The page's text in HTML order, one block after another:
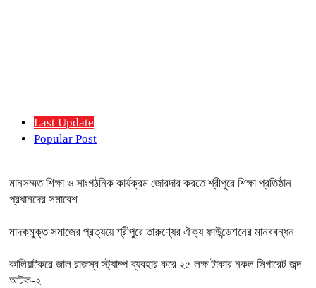
Last Update
Popular Post
মানসম্মত শিক্ষা ও সাংগঠনিক কার্যক্রম জোরদার করতে শ্রীপুরে শিক্ষা প্রতিষ্ঠান
প্রধানদের সমাবেশ
মাদকমুক্ত সমাজের প্রত্যয়ে শ্রীপুরে তারুণ্যের ঐক্য ফাউন্ডেশনের মানববন্ধন
কালিয়াকৈরে জাল রাজস্ব স্ট্যাম্প ব্যবহার করে ২৫ লক্ষ টাকার নকল সিগারেট জব্দ
আটক-২